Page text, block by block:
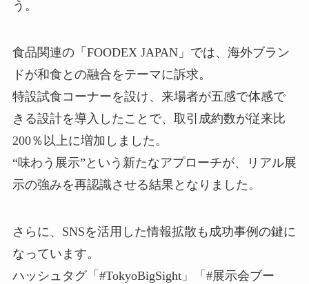
う。
食品関連の「FOODEX JAPAN」では、海外ブラン
ドが和食との融合をテーマに訴求。
特設試食コーナーを設け、来場者が五感で体感で
きる設計を導入したことで、取引成約数が従来比
200％以上に増加しました。
“味わう展示”という新たなアプローチが、リアル展
示の強みを再認識させる結果となりました。
さらに、SNSを活用した情報拡散も成功事例の鍵に
なっています。
ハッシュタグ「#TokyoBigSight」「#展示会ブー